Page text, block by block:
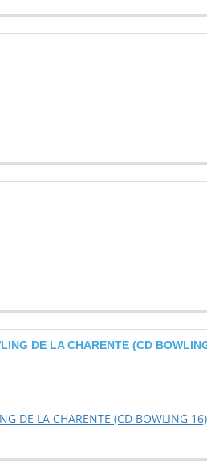
DE LA CHARENTE (CD
DE LA CHARENTE (CD BOWLING 16)